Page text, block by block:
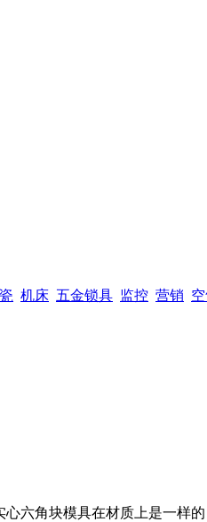
机床 五金锁具 监控 营销
六角块模具在材质上是一样